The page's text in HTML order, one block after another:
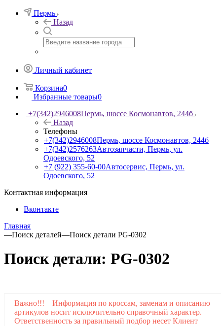
Пермь
Назад
Личный кабинет
Корзина0
Избранные товары0
+7(342)2946008Пермь, шоссе Космонавтов, 244б
Назад
Телефоны
+7(342)2946008Пермь, шоссе Космонавтов, 244б
+7(342)2576263Автозапчасти, Пермь, ул.
Одоевского, 52
+7 (922) 355-60-00Автосервис, Пермь, ул.
Одоевского, 52
Контактная информация
Вконтакте
Главная
—Поиск деталей—Поиск детали PG-0302
Поиск детали: PG-0302
Важно!!! Информация по кроссам, заменам и описанию
артикулов носит исключительно справочный характер.
Ответственность за правильный подбор несет Клиент